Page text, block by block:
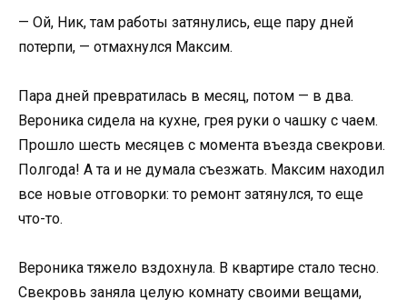
— Ой, Ник, там работы затянулись, еще пару дней
потерпи, — отмахнулся Максим.
Пара дней превратилась в месяц, потом — в два.
Вероника сидела на кухне, грея руки о чашку с чаем.
Прошло шесть месяцев с момента въезда свекрови.
Полгода! А та и не думала съезжать. Максим находил
все новые отговорки: то ремонт затянулся, то еще
что-то.
Вероника тяжело вздохнула. В квартире стало тесно.
Свекровь заняла целую комнату своими вещами,